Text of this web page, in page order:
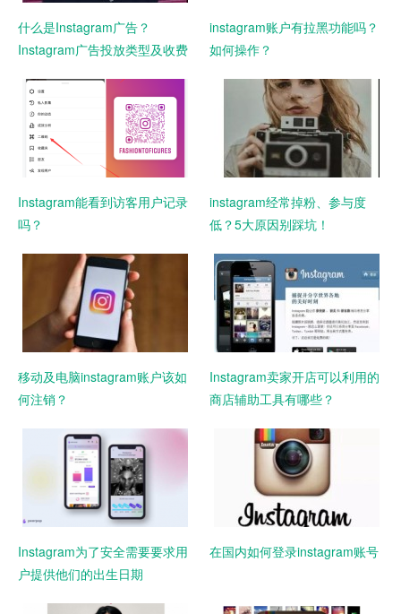
什么是Instagram广告？
Instagram广告投放类型及收费
instagram账户有拉黑功能吗？
如何操作？
Instagram能看到访客用户记录
吗？
instagram经常掉粉、参与度
低？5大原因别踩坑！
移动及电脑instagram账户该如
何注销？
Instagram卖家开店可以利用的
商店辅助工具有哪些？
Instagram为了安全需要要求用
户提供他们的出生日期
在国内如何登录instagram账号